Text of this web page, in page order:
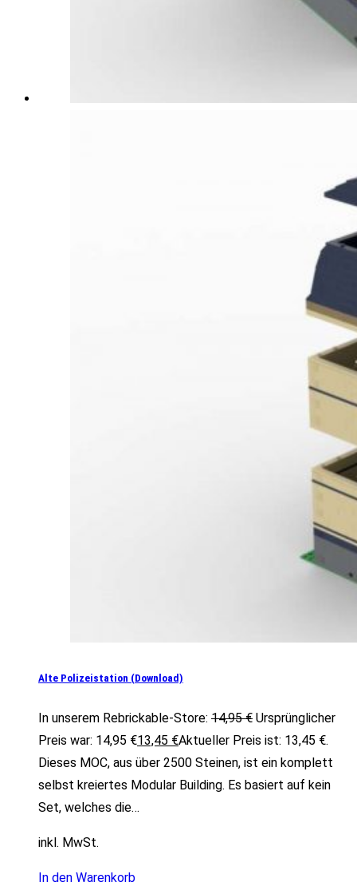
Alte Polizeistation (Download)
In unserem Rebrickable-Store: 14,95€ Ursprünglicher
Preis war: 14,95 €13,45 €Aktueller Preis ist: 13,45 €.
Dieses MOC, aus über 2500 Steinen, ist ein komplett
selbst kreiertes Modular Building. Es basiert auf kein
Set, welches die…
inkl. MwSt.
In den Warenkorb